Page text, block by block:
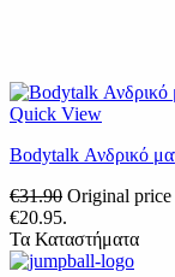
Quick View
Bodytalk Ανδρικό
€31.90 Original price
€20.95.
Τα Καταστήματα